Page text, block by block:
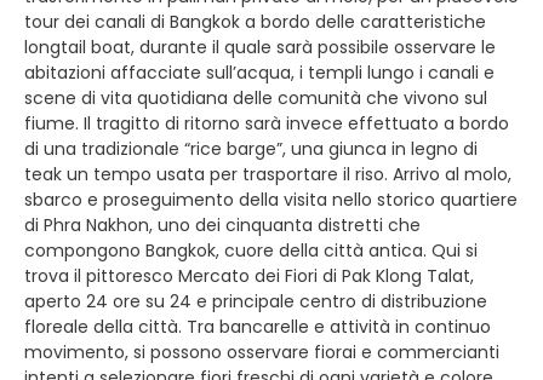
tour dei canali di Bangkok a bordo delle caratteristiche
longtail boat, durante il quale sarà possibile osservare le
abitazioni affacciate sull’acqua, i templi lungo i canali e
scene di vita quotidiana delle comunità che vivono sul
fiume. Il tragitto di ritorno sarà invece effettuato a bordo
di una tradizionale “rice barge”, una giunca in legno di
teak un tempo usata per trasportare il riso. Arrivo al molo,
sbarco e proseguimento della visita nello storico quartiere
di Phra Nakhon, uno dei cinquanta distretti che
compongono Bangkok, cuore della città antica. Qui si
trova il pittoresco Mercato dei Fiori di Pak Klong Talat,
aperto 24 ore su 24 e principale centro di distribuzione
floreale della città. Tra bancarelle e attività in continuo
movimento, si possono osservare fiorai e commercianti